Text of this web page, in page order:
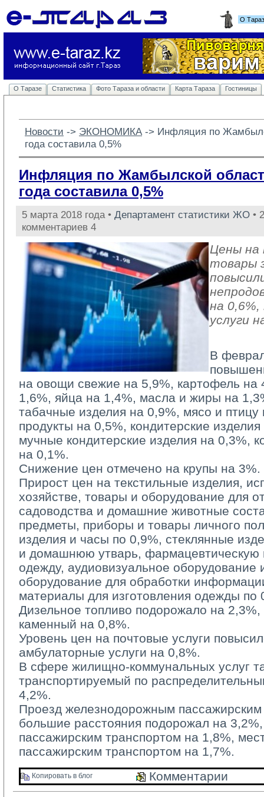
О
О Таразе Статистика Фото Тараза и области Карта Тараза Гостиницы
Новости -> ЭКОНОМИКА -> Инфляция по
года составила 0,5%
Инфляция по Жамбылской
года составила 0,5%
5 марта 2018 года • Департамент статистики ЖО •
комментариев 4
Цены на
товары
на
услуги
В
на овощи свежие на 5,9%, картофель на
1,6%, яйца на 1,4%, масла и жиры на
табачные изделия на 0,9%, мясо и
продукты на 0,5%, кондитерские
мучные кондитерские изделия на 0,3%,
на 0,1%.
Снижение цен отмечено на крупы на 3%.
Прирост цен на текстильные изделия,
хозяйстве, товары и оборудование для
садоводства и домашние животные
предметы, приборы и товары личного
изделия и часы по 0,9%, стеклянные
и домашнюю утварь, фармацевтическую
одежду, аудиовизуальное оборудование
оборудование для обработки
материалы для изготовления одежды по
Дизельное топливо подорожало на
каменный на 0,8%.
Уровень цен на почтовые услуги
амбулаторные услуги на 0,8%.
В сфере жилищно-коммунальных услуг
транспортируемый по
4,2%.
Проезд железнодорожным
большие расстояния подорожал на
пассажирским транспортом на 1,8%,
пассажирским транспортом на 1,7%.
Копировать в блог Комментарии